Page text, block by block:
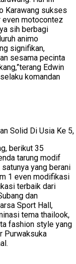
Karawang sukses
even motocontez
sih berbagi
animo
signifikan,
sesama pecinta
Edwin
komandan
Solid Di Usia Ke
berikut 35
tarung modif
yang berani
1 even modifikasi
terbaik dari
dan
Sport Hall,
tema thailook,
fashion style yang
Purwaksuka